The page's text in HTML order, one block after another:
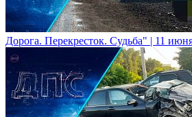
Дорога. Перекресток. Судьба" | 11